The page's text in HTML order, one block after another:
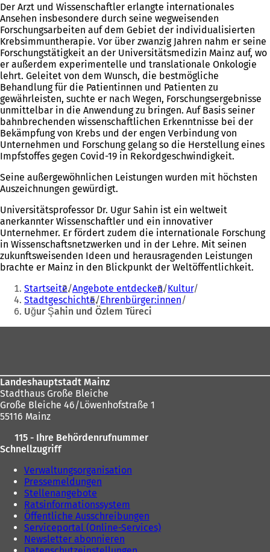
Der Arzt und Wissenschaftler erlangte internationales
Ansehen insbesondere durch seine wegweisenden
Forschungsarbeiten auf dem Gebiet der individualisierten
Krebsimmuntherapie. Vor über zwanzig Jahren nahm er seine
Forschungstätigkeit an der Universitätsmedizin Mainz auf, wo
er außerdem experimentelle und translationale Onkologie
lehrt. Geleitet von dem Wunsch, die bestmögliche
Behandlung für die Patientinnen und Patienten zu
gewährleisten, suchte er nach Wegen, Forschungsergebnisse
unmittelbar in die Anwendung zu bringen. Auf Basis seiner
bahnbrechenden wissenschaftlichen Erkenntnisse bei der
Bekämpfung von Krebs und der engen Verbindung von
Unternehmen und Forschung gelang so die Herstellung eines
Impfstoffes gegen Covid-19 in Rekordgeschwindigkeit.
Seine außergewöhnlichen Leistungen wurden mit höchsten
Auszeichnungen gewürdigt.
Universitätsprofessor Dr. Ugur Sahin ist ein weltweit
anerkannter Wissenschaftler und ein innovativer
Unternehmer. Er fördert zudem die internationale Forschung
in Wissenschaftsnetzwerken und in der Lehre. Mit seinen
zukunftsweisenden Ideen und herausragenden Leistungen
brachte er Mainz in den Blickpunkt der Weltöffentlichkeit.
Sie
befinden
sich
hier:
Startseite Angebote entdecken Kultur
Stadtgeschichte Ehrenbürger:innen
Uğur Şahin und Özlem Türeci
Landeshauptstadt Mainz
Stadthaus Große Bleiche
Große Bleiche 46/Löwenhofstraße 1
55116 Mainz
115 - Ihre Behördenrufnummer
Schnellzugriff
Verwaltungsorganisation
Pressemeldungen
Stellenangebote
Ratsinformationssystem
Öffentliche Ausschreibungen
Serviceportal (Online-Services)
Newsletter abonnieren